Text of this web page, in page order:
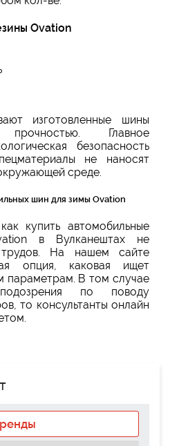
Ovation
изготовленные шины
Главное
безопасность
не наносят
среде.
шин для зимы Ovation
купить автомобильные
в Вулканештах не
На нашем сайте
опция, каковая ищет
параметрам. В том случае
по поводу
то консультанты онлайн